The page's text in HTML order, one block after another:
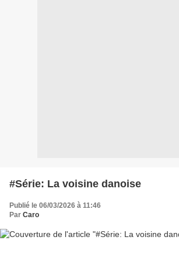
#Série: La voisine danoise
Publié le 06/03/2026 à 11:46
Par Caro